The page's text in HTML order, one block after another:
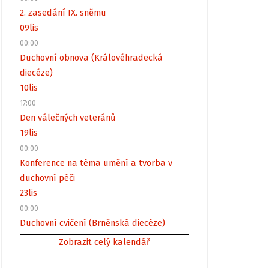
2. zasedání IX. sněmu
09lis
00:00
Duchovní obnova (Královéhradecká
diecéze)
10lis
17:00
Den válečných veteránů
19lis
00:00
Konference na téma umění a tvorba v
duchovní péči
23lis
00:00
Duchovní cvičení (Brněnská diecéze)
Zobrazit celý kalendář